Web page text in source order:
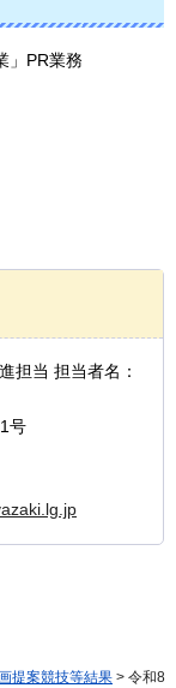
」PR業務
担当 担当者名：
号
提案競技等結果 > 令和8